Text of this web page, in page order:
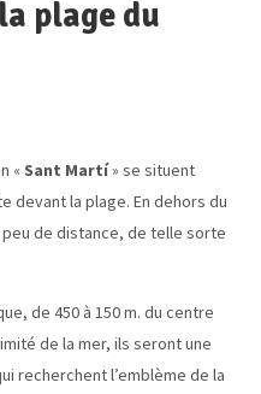
plage du
« Sant Martí» se situent
devant la plage. En dehors du
de distance, de telle sorte
de 450 à 150 m. du centre
de la mer, ils seront une
recherchent l’emblème de la